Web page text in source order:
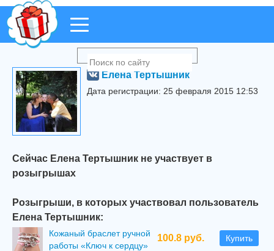
Елена Тертышник
Дата регистрации: 25 февраля 2015 12:53
Сейчас Елена Тертышник не участвует в
розыгрышах
Розыгрыши, в которых участвовал пользователь
Елена Тертышник:
100.8 руб. Купить
Кожаный браслет ручной
работы «Ключ к сердцу»